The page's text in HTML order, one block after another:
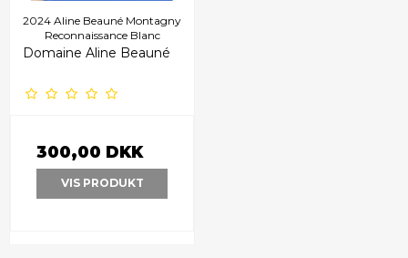
2024 Aline Beauné Montagny
Reconnaissance Blanc
Domaine Aline Beauné
300,00 DKK
VIS PRODUKT